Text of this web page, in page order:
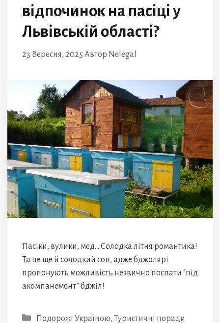
відпочинок на пасіці у
Львівській області?
23 Вересня, 2025 Автор Nelegal
Пасіки, вулики, мед… Солодка літня романтика!
Та це ще й солодкий сон, адже бджолярі
пропонують можливість незвично поспати “під
акомпанемент” бджіл!
Категорії
Подорожі Україною, Туристичні поради